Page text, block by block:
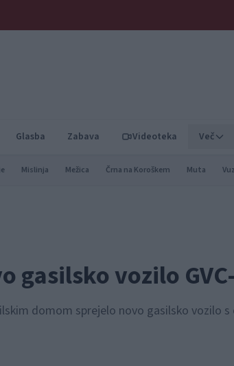
Glasba Zabava Videoteka Več
Mislinja Mežica Črna na Koroškem Muta
gasilsko vozilo
domom sprejelo novo gasilsko vozilo